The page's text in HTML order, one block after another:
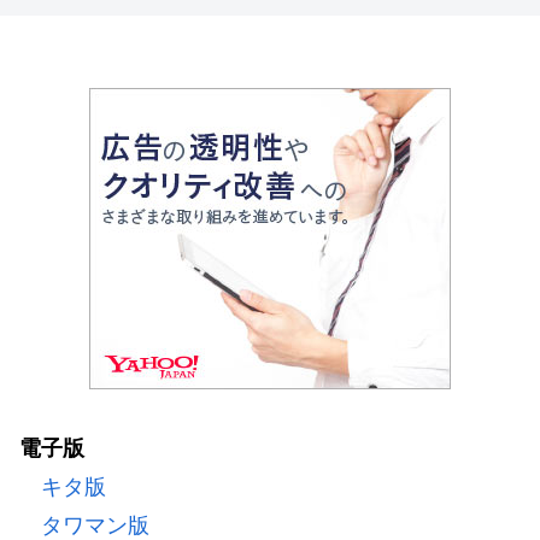
電子版
キタ版
タワマン版